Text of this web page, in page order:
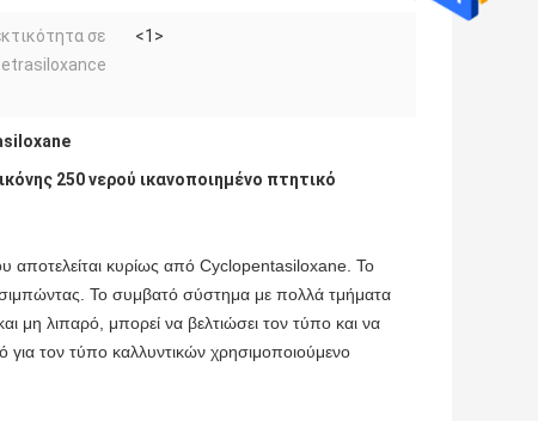
σε
<1>
250 νερού ικανοποιημένο πτητικό
αποτελείται κυρίως από Cyclopentasiloxane. Το
Το συμβατό σύστημα με πολλά τμήματα
μη λιπαρό, μπορεί να βελτιώσει τον τύπο και να
για τον τύπο καλλυντικών χρησιμοποιούμενο